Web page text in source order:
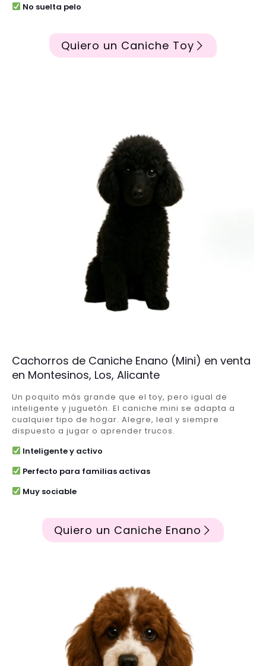
No suelta pelo
Quiero un Caniche Toy
Cachorros de Caniche Enano (Mini) en venta
en Montesinos, Los, Alicante
Un poquito más grande que el toy, pero igual de
inteligente y juguetón. El caniche mini se adapta a
cualquier tipo de hogar. Alegre, leal y siempre
dispuesto a jugar o aprender trucos.
Inteligente y activo
Perfecto para familias activas
Muy sociable
Quiero un Caniche Enano